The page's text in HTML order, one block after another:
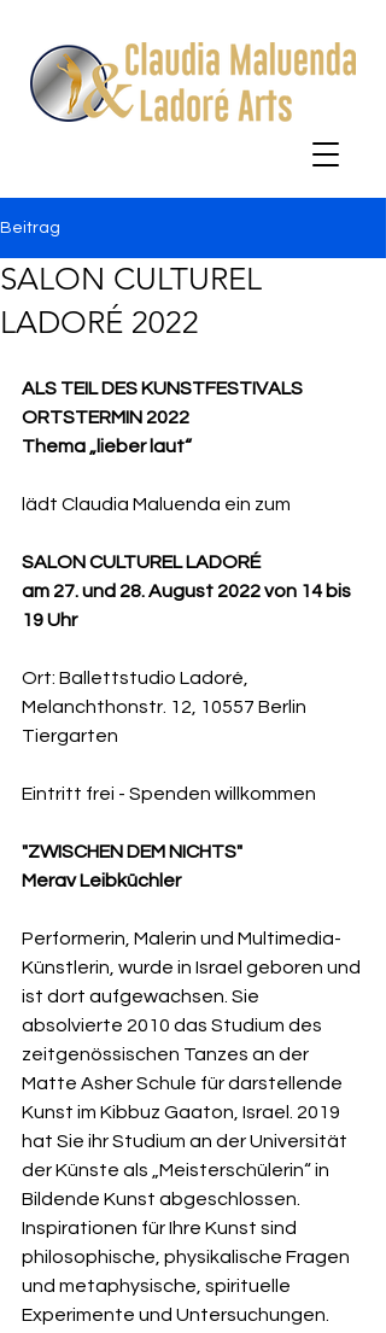
Beitrag
SALON CULTUREL
LADORÉ 2022
ALS TEIL DES KUNSTFESTIVALS
ORTSTERMIN 2022
Thema „lieber laut“
lädt Claudia Maluenda ein zum
SALON CULTUREL LADORÉ
am 27. und 28. August 2022 von 14 bis
19 Uhr
Ort: Ballettstudio Ladoré,
Melanchthonstr. 12, 10557 Berlin
Tiergarten
Eintritt frei - Spenden willkommen
"ZWISCHEN DEM NICHTS"
Merav Leibküchler
Performerin, Malerin und Multimedia-
Künstlerin, wurde in Israel geboren und
ist dort aufgewachsen. Sie
absolvierte 2010 das Studium des
zeitgenössischen Tanzes an der
Matte Asher Schule für darstellende
Kunst im Kibbuz Gaaton, Israel. 2019
hat Sie ihr Studium an der Universität
der Künste als „Meisterschülerin“ in
Bildende Kunst abgeschlossen.
Inspirationen für Ihre Kunst sind
philosophische, physikalische Fragen
und metaphysische, spirituelle
Experimente und Untersuchungen.